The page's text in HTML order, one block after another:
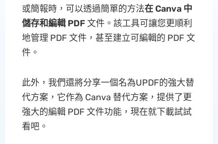
或簡報時，可以透過簡單的方法在 Canva 中
儲存和編輯 PDF文件。該工具可讓您更順利
地管理 PDF 文件，甚至建立可編輯的 PDF 文
件。
此外，我們還將分享一個名為UPDF的強大替
代方案，它作為 Canva 替代方案，提供了更
強大的編輯 PDF 文件功能，現在就下載試試
看吧。